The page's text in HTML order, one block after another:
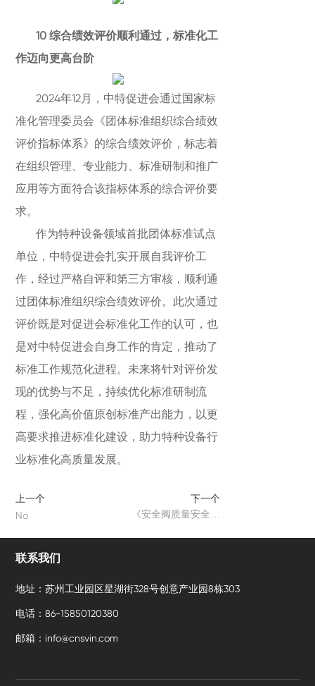
10 综合绩效评价顺利通过，标准化工
作迈向更高台阶
2024年12月，中特促进会通过国家标
准化管理委员会《团体标准组织综合绩效
评价指标体系》的综合绩效评价，标志着
在组织管理、专业能力、标准研制和推广
应用等方面符合该指标体系的综合评价要
求。
作为特种设备领域首批团体标准试点
单位，中特促进会扎实开展自我评价工
作，经过严格自评和第三方审核，顺利通
过团体标准组织综合绩效评价。此次通过
评价既是对促进会标准化工作的认可，也
是对中特促进会自身工作的肯定，推动了
标准工作规范化进程。未来将针对评价发
现的优势与不足，持续优化标准研制流
程，强化高价值原创标准产出能力，以更
高要求推进标准化建设，助力特种设备行
业标准化高质量发展。
上一个
No
下一个
《安全阀质量安全追
联系我们
地址：苏州工业园区星湖街328号创意产业园8栋303
电话：86-15850120380
邮箱：info@cnsvin.com